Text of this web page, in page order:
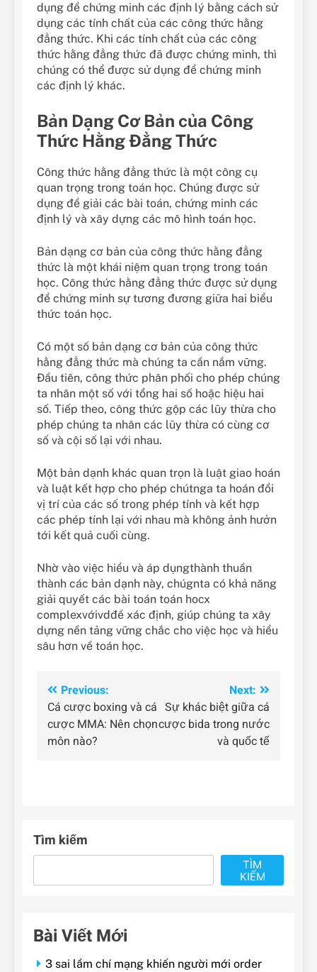
dụng để chứng minh các định lý bằng cách sử
dụng các tính chất của các công thức hằng
đẳng thức. Khi các tính chất của các công
thức hằng đẳng thức đã được chứng minh, thì
chúng có thể được sử dụng để chứng minh
các định lý khác.
Bản Dạng Cơ Bản của Công
Thức Hằng Đẳng Thức
Công thức hằng đẳng thức là một công cụ
quan trọng trong toán học. Chúng được sử
dụng để giải các bài toán, chứng minh các
định lý và xây dựng các mô hình toán học.
Bản dạng cơ bản của công thức hằng đẳng
thức là một khái niệm quan trọng trong toán
học. Công thức hằng đẳng thức được sử dụng
để chứng minh sự tương đương giữa hai biểu
thức toán học.
Có một số bản dạng cơ bản của công thức
hằng đẳng thức mà chúng ta cần nắm vững.
Đầu tiên, công thức phân phối cho phép chúng
ta nhân một số với tổng hai số hoặc hiệu hai
số. Tiếp theo, công thức gộp các lũy thừa cho
phép chúng ta nhân các lũy thừa có cùng cơ
số và cội số lại với nhau.
Một bản dạnh khác quan trọn là luật giao hoán
và luật kết hợp cho phép chútnga ta hoán đổi
vị trí của các số trong phép tính và kết hợp
các phép tính lại với nhau mà không ảnh hưởn
tới kết quả cuối cùng.
Nhờ vào việc hiểu và áp dụngthành thuần
thành các bản dạnh này, chúgnta có khả năng
giải quyết các bài toán toán hocx
complexvớivdđề xác định, giúp chúng ta xây
dựng nền tảng vững chắc cho việc học và hiểu
sâu hơn về toán học.
Điều
hướng
bài
Previous:
Cá cược boxing và cá
cược MMA: Nên chọn
môn nào?
Next:
Sự khác biệt giữa cá
cược bida trong nước
và quốc tế
Tìm kiếm
TÌM
KIẾM
Bài Viết Mới
3 sai lầm chí mạng khiến người mới order